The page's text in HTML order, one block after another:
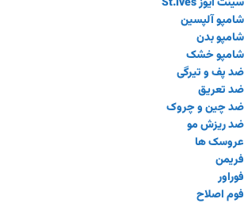
شامپو آلپسین
شامپو بدن
شامپو خشک
ضد پف و تیرگی
ضد تعریق
ضد چین و چروک
ضد ریزش مو
عروسک ها
فریمن
فوراور
فوم اصلاح